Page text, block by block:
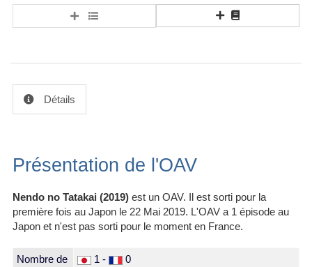
Détails
Présentation de l'OAV
Nendo no Tatakai (2019) est un OAV. Il est sorti pour la
première fois au Japon le 22 Mai 2019. L'OAV a 1 épisode au
Japon et n'est pas sorti pour le moment en France.
Nombre de
1 - 0